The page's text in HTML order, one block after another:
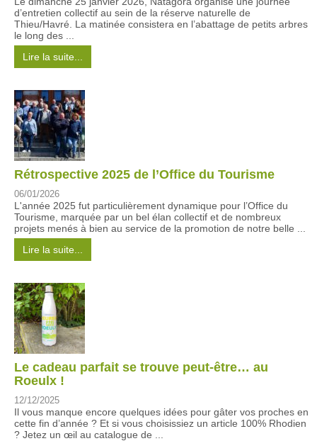
d’entretien collectif au sein de la réserve naturelle de
Thieu/Havré. La matinée consistera en l’abattage de petits arbres
le long des ...
Lire la suite...
Rétrospective 2025 de l’Office du Tourisme
06/01/2026
L'année 2025 fut particulièrement dynamique pour l’Office du
Tourisme, marquée par un bel élan collectif et de nombreux
projets menés à bien au service de la promotion de notre belle ...
Lire la suite...
Le cadeau parfait se trouve peut-être… au
Roeulx !
12/12/2025
Il vous manque encore quelques idées pour gâter vos proches en
cette fin d’année ? Et si vous choisissiez un article 100% Rhodien
? Jetez un œil au catalogue de ...